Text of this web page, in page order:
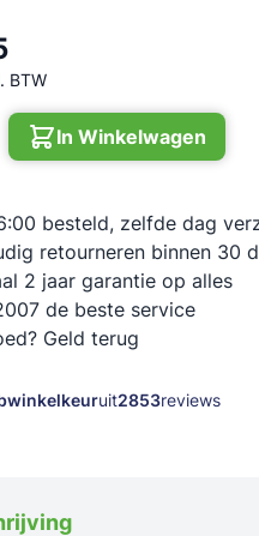
BTW
In Winkelwagen
besteld, zelfde dag
retourneren binnen 30
2 jaar garantie op alles
de beste service
Geld terug
uit2853reviews